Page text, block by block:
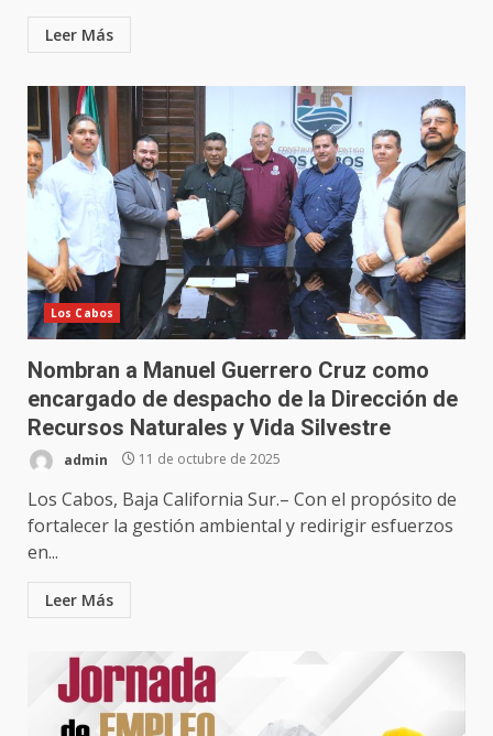
Leer Más
Los Cabos
Nombran a Manuel Guerrero Cruz como
encargado de despacho de la Dirección de
Recursos Naturales y Vida Silvestre
admin 11 de octubre de 2025
Los Cabos, Baja California Sur.– Con el propósito de
fortalecer la gestión ambiental y redirigir esfuerzos
en...
Leer Más